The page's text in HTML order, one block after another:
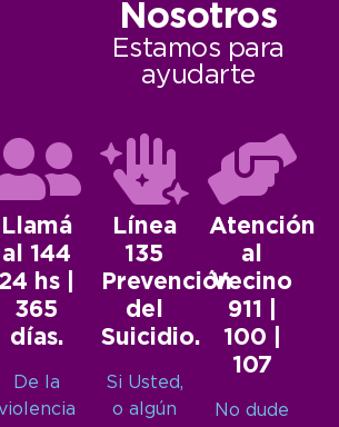
Nosotros
Estamos para
ayudarte
Llamá
al 144
24 hs |
365
días.
De la
Línea
135
Prevención
del
Suicidio.
Si Usted,
o algún
Atención
al
Vecino
911 |
100 |
107
No dude